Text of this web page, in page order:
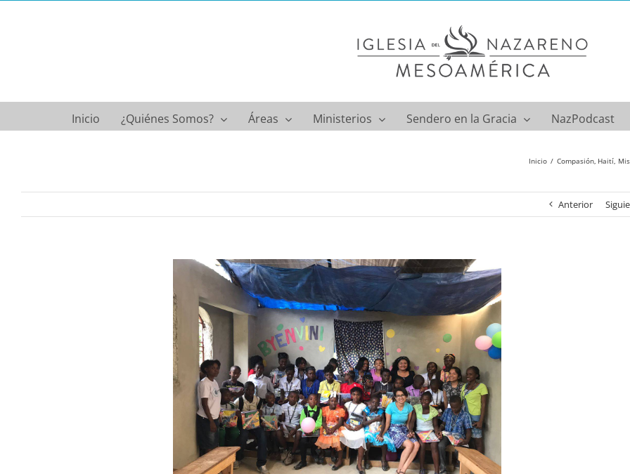
Inicio ¿Quiénes Somos? Áreas Ministerios Sendero en la Gracia NazPodcast
Inicio Compasión Haití
Anterior